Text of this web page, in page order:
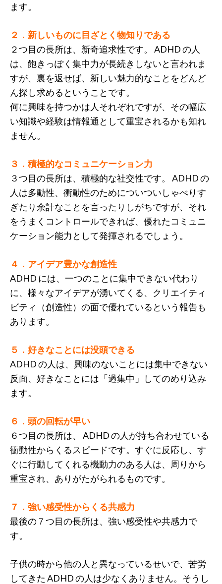
ます。
２．新しいものに目ざとく物知りである
２つ目の長所は、新奇追求性です。 ADHD の人
は、飽きっぽく集中力が長続きしないと言われま
すが、裏を返せば、新しい魅力的なことをどんど
ん探し求めるということです。
何に興味を持つかは人それぞれですが、その幅広
い知識や経験は情報通として重宝されるかも知れ
ません。
３．積極的なコミュニケーション力
３つ目の長所は、積極的な社交性です。 ADHD の
人は多動性、衝動性のためについついしゃべりす
ぎたり余計なことを言ったりしがちですが、それ
をうまくコントロールできれば、優れたコミュニ
ケーション能力として発揮されるでしょう。
４．アイデア豊かな創造性
ADHD には、一つのことに集中できない代わり
に、様々なアイデアが湧いてくる、クリエイティ
ビティ（創造性）の面で優れているという報告も
あります。
５．好きなことには没頭できる
ADHD の人は、興味のないことには集中できない
反面、好きなことには「過集中」してのめり込み
ます。
６．頭の回転が早い
６つ目の長所は、 ADHD の人が持ち合わせている
衝動性からくるスピードです。すぐに反応し、す
ぐに行動してくれる機動力のある人は、周りから
重宝され、ありがたがられるものです。
７．強い感受性からくる共感力
最後の７つ目の長所は、強い感受性や共感力で
す。
子供の時から他の人と異なっているせいで、苦労
してきた ADHD の人は少なくありません。そうし